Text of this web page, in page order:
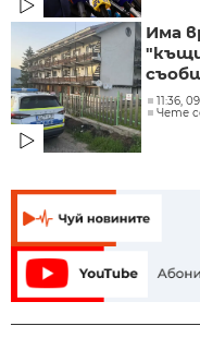
Има
11:36,
Чете